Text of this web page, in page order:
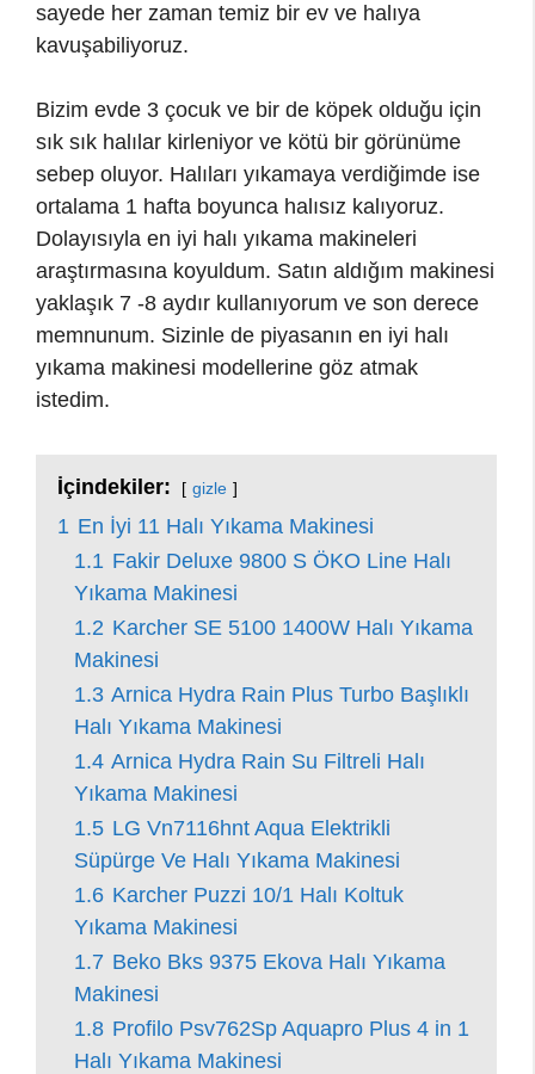
sayede her zaman temiz bir ev ve halıya
kavuşabiliyoruz.
Bizim evde 3 çocuk ve bir de köpek olduğu için
sık sık halılar kirleniyor ve kötü bir görünüme
sebep oluyor. Halıları yıkamaya verdiğimde ise
ortalama 1 hafta boyunca halısız kalıyoruz.
Dolayısıyla en iyi halı yıkama makineleri
araştırmasına koyuldum. Satın aldığım makinesi
yaklaşık 7 -8 aydır kullanıyorum ve son derece
memnunum. Sizinle de piyasanın en iyi halı
yıkama makinesi modellerine göz atmak
istedim.
İçindekiler: gizle
1 En İyi 11 Halı Yıkama Makinesi
1.1 Fakir Deluxe 9800 S ÖKO Line Halı
Yıkama Makinesi
1.2 Karcher SE 5100 1400W Halı Yıkama
Makinesi
1.3 Arnica Hydra Rain Plus Turbo Başlıklı
Halı Yıkama Makinesi
1.4 Arnica Hydra Rain Su Filtreli Halı
Yıkama Makinesi
1.5 LG Vn7116hnt Aqua Elektrikli
Süpürge Ve Halı Yıkama Makinesi
1.6 Karcher Puzzi 10/1 Halı Koltuk
Yıkama Makinesi
1.7 Beko Bks 9375 Ekova Halı Yıkama
Makinesi
1.8 Profilo Psv762Sp Aquapro Plus 4 in 1
Halı Yıkama Makinesi